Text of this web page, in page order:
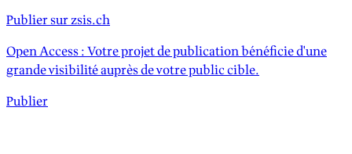
Publier sur zsis.ch
Open Access : Votre projet de publication bénéficie d'une
grande visibilité auprès de votre public cible.
Publier